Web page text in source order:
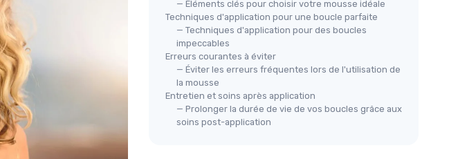
— Éléments clés pour choisir votre mousse idéale
Techniques d'application pour une boucle parfaite
— Techniques d'application pour des boucles
impeccables
Erreurs courantes à éviter
— Éviter les erreurs fréquentes lors de l'utilisation de
la mousse
Entretien et soins après application
— Prolonger la durée de vie de vos boucles grâce aux
soins post-application